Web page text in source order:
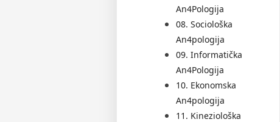
An4Pologija
08. Sociološka
An4pologija
09. Informatička
An4Pologija
10. Ekonomska
An4pologija
11. Kineziološka